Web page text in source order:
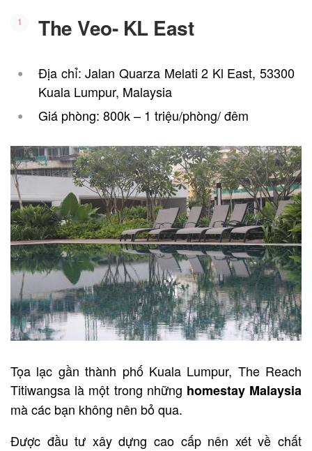
The Veo- KL East
Địa chỉ: Jalan Quarza Melati 2 Kl East, 53300
Kuala Lumpur, Malaysia
Giá phòng: 800k – 1 triệu/phòng/ đêm
Tọa lạc gần thành phố Kuala Lumpur, The Reach
Titiwangsa là một trong những homestay Malaysia
mà các bạn không nên bỏ qua.
Được đầu tư xây dựng cao cấp nên xét về chất